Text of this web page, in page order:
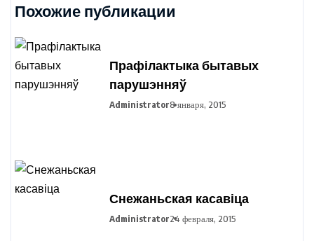
Похожие публикации
Прафілактыка бытавых
парушэнняў
Administrator8 января, 2015
Снежаньская касавіца
Administrator24 февраля, 2015